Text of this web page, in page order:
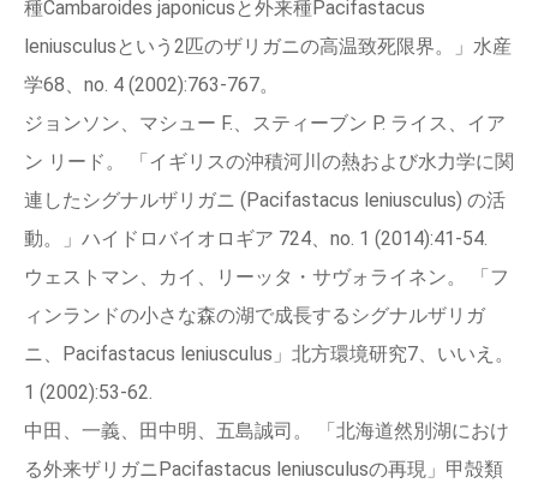
種Cambaroides japonicusと外来種Pacifastacus
leniusculusという2匹のザリガニの高温致死限界。」水産
学68、no. 4 (2002):763‑767。
ジョンソン、マシュー F.、スティーブン P. ライス、イア
ン リード。 「イギリスの沖積河川の熱および水力学に関
連したシグナルザリガニ (Pacifastacus leniusculus) の活
動。」ハイドロバイオロギア 724、no. 1 (2014):41‑54.
ウェストマン、カイ、リーッタ・サヴォライネン。 「フ
ィンランドの小さな森の湖で成長するシグナルザリガ
ニ、Pacifastacus leniusculus」北方環境研究7、いいえ。
1 (2002):53‑62.
中田、一義、田中明、五島誠司。 「北海道然別湖におけ
る外来ザリガニPacifastacus leniusculusの再現」甲殻類